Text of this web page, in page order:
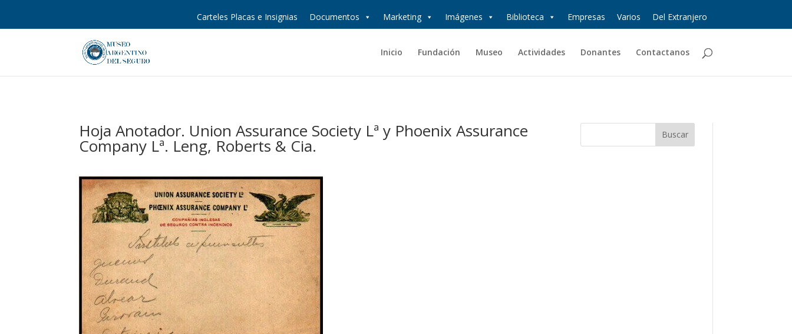
Carteles Placas e Insignias Documentos Marketing Imágenes Biblioteca Empresas Varios Del Extranjero
Inicio Fundación Museo Actividades Donantes Contactanos
Hoja Anotador. Union Assurance Society Lª y Phoenix Assurance
Company Lª. Leng, Roberts & Cia.